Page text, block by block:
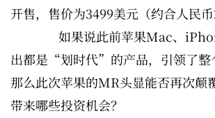
开售，售价为3499美元（约合人民币
如果说此前苹果Mac、
出都是“划时代”的产品，引领了整
那么此次苹果的MR头显能否再次颠
带来哪些投资机会？